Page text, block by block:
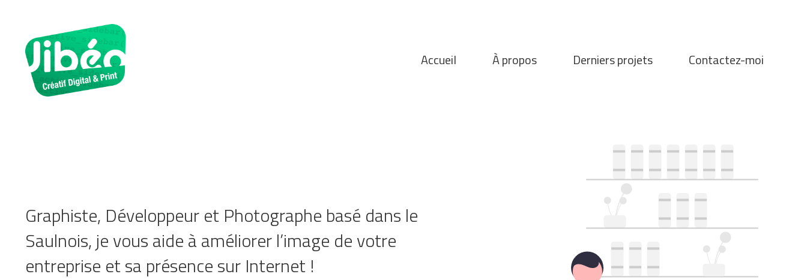
contenu
Accueil À propos Derniers projets Contactez-moi
Graphiste, Développeur et Photographe basé dans le
Saulnois, je vous aide à améliorer l’image de votre
entreprise et sa présence sur Internet !